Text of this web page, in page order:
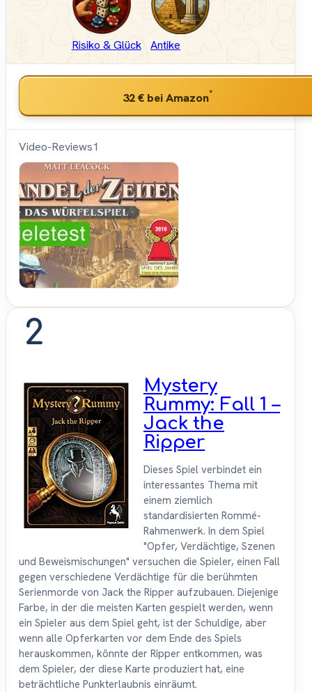
Risiko & Glück Antike
32 € bei Amazon*
Video-Reviews1
2
Mystery
Rummy: Fall 1 –
Jack the
Ripper
Dieses Spiel verbindet ein
interessantes Thema mit
einem ziemlich
standardisierten Rommé-
Rahmenwerk. In dem Spiel
"Opfer, Verdächtige, Szenen
und Beweismischungen" versuchen die Spieler, einen Fall
gegen verschiedene Verdächtige für die berühmten
Serienmorde von Jack the Ripper aufzubauen. Diejenige
Farbe, in der die meisten Karten gespielt werden, wenn
ein Spieler aus dem Spiel geht, ist der Schuldige, aber
wenn alle Opferkarten vor dem Ende des Spiels
herauskommen, könnte der Ripper entkommen, was
dem Spieler, der diese Karte produziert hat, eine
beträchtliche Punkterlaubnis einräumt.